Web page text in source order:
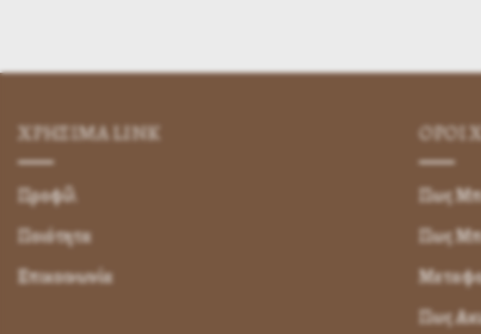
ΧΡΗΣΙΜA LINK
Προφίλ
Ποιότητα
Επικοινωνία
ΌΡΟΙ
Πως
Πως
Πως